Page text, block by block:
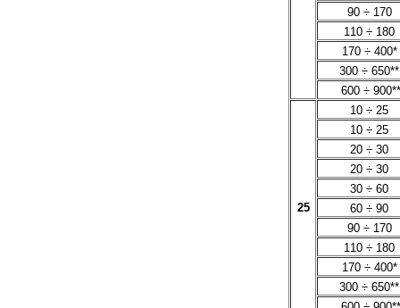
90 ÷ 170
110 ÷ 180
170 ÷ 400*
300 ÷ 650**
600 ÷ 900**
25
10 ÷ 25
10 ÷ 25
20 ÷ 30
20 ÷ 30
30 ÷ 60
60 ÷ 90
90 ÷ 170
110 ÷ 180
170 ÷ 400*
300 ÷ 650**